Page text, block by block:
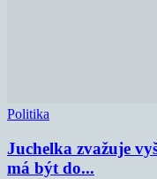
Politika
Juchelka zvažuje
má být do...